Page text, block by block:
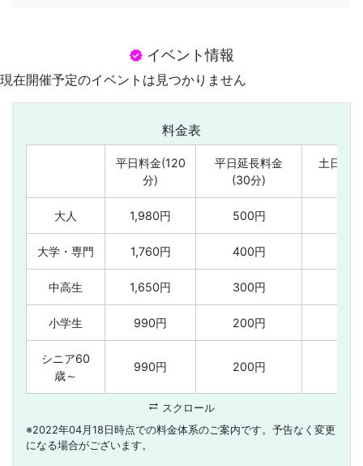
verified イベント情報
現在開催予定のイベントは見つかりません
料金表
平日料金(120
分)
平日延長料金
(30分)
土日祝
大人 1,980円 500円
大学・専門 1,760円 400円
中高生 1,650円 300円
小学生 990円 200円
シニア60
歳～
990円 200円
sync_alt スクロール
※2022年04月18日時点での料金体系のご案内です。予告なく変更
になる場合がございます。